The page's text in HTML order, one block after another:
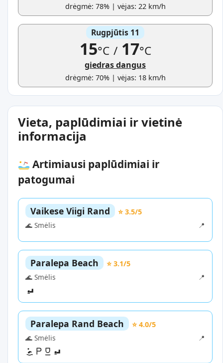
drėgmė: 78% | vėjas: 22 km/h
Rugpjūtis 11
15°C /17°C
giedras dangus
drėgmė: 70% | vėjas: 18 km/h
Vieta, paplūdimiai ir vietinė
informacija
Artimiausi paplūdimiai ir
patogumai
Vaikese Viigi Rand
⭐ 3.5/5
🌊 Smėlis
📍
Paralepa Beach
⭐ 3.1/5
🌊 Smėlis
📍
Paralepa Rand Beach
⭐ 4.0/5
🌊 Smėlis
📍